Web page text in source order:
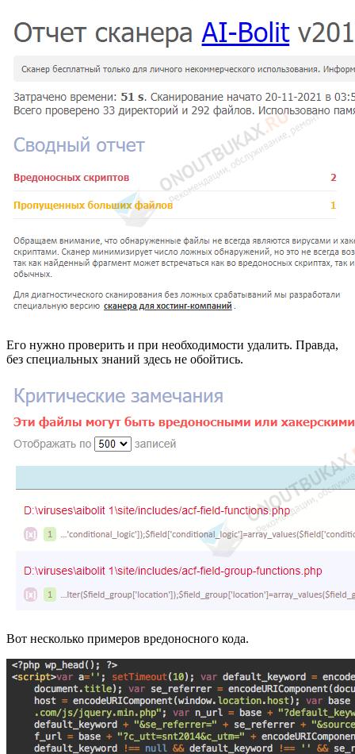
Его нужно проверить и при необходимости удалить. Правда,
без специальных знаний здесь не обойтись.
Вот несколько примеров вредоносного кода.